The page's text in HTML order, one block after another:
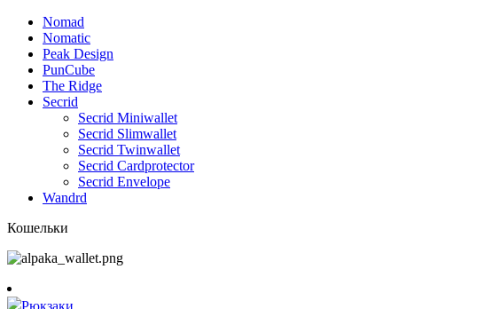
Nomad
Nomatic
Peak Design
PunCube
The Ridge
Secrid
Secrid Miniwallet
Secrid Slimwallet
Secrid Twinwallet
Secrid Cardprotector
Secrid Envelope
Wandrd
Кошельки
Рюкзаки